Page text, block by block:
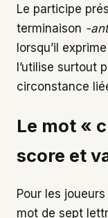
Le participe
terminaison -ant
lorsqu’il
l’utilise surtout
circonstance
Le mot «
score et
Pour les
mot de sept